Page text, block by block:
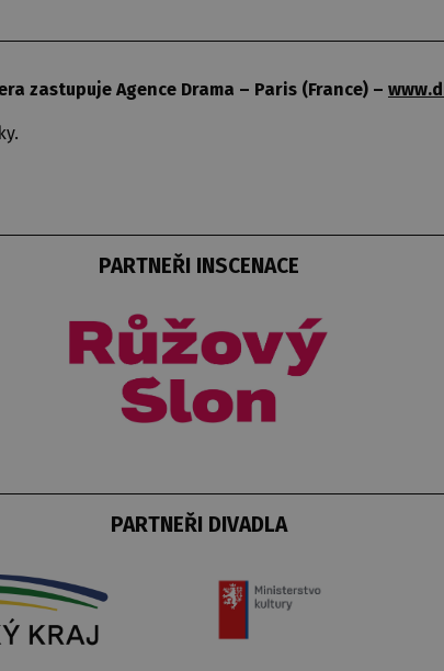
zastupuje Agence Drama – Paris (France) –
PARTNEŘI INSCENACE
PARTNEŘI DIVADLA